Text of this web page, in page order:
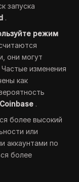
запуска
.
режим
они могут
изменения
как
.
более высокий
или
аккаунтами по
более